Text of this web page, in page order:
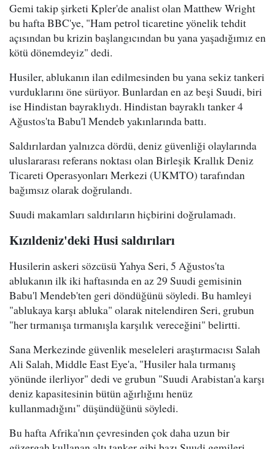
Gemi takip şirketi Kpler'de analist olan Matthew Wright
bu hafta BBC'ye, "Ham petrol ticaretine yönelik tehdit
açısından bu krizin başlangıcından bu yana yaşadığımız en
kötü dönemdeyiz" dedi.
Husiler, ablukanın ilan edilmesinden bu yana sekiz tankeri
vurduklarını öne sürüyor. Bunlardan en az beşi Suudi, biri
ise Hindistan bayraklıydı. Hindistan bayraklı tanker 4
Ağustos'ta Babu'l Mendeb yakınlarında battı.
Saldırılardan yalnızca dördü, deniz güvenliği olaylarında
uluslararası referans noktası olan Birleşik Krallık Deniz
Ticareti Operasyonları Merkezi (UKMTO) tarafından
bağımsız olarak doğrulandı.
Suudi makamları saldırıların hiçbirini doğrulamadı.
Kızıldeniz'deki Husi saldırıları
Husilerin askeri sözcüsü Yahya Seri, 5 Ağustos'ta
ablukanın ilk iki haftasında en az 29 Suudi gemisinin
Babu'l Mendeb'ten geri döndüğünü söyledi. Bu hamleyi
"ablukaya karşı abluka" olarak nitelendiren Seri, grubun
"her tırmanışa tırmanışla karşılık vereceğini" belirtti.
Sana Merkezinde güvenlik meseleleri araştırmacısı Salah
Ali Salah, Middle East Eye'a, "Husiler hala tırmanış
yönünde ilerliyor" dedi ve grubun "Suudi Arabistan'a karşı
deniz kapasitesinin bütün ağırlığını henüz
kullanmadığını" düşündüğünü söyledi.
Bu hafta Afrika'nın çevresinden çok daha uzun bir